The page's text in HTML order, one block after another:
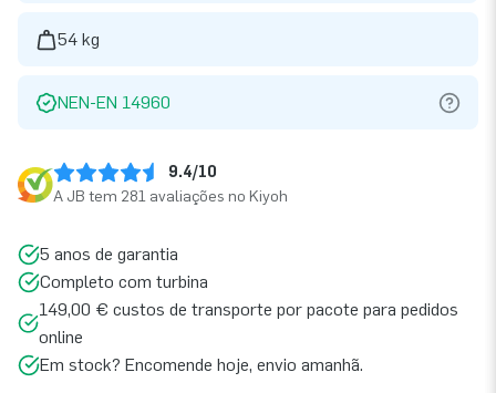
54 kg
NEN-EN 14960
9.4/10
A JB tem 281 avaliações no Kiyoh
5 anos de garantia
Completo com turbina
149,00 € custos de transporte por pacote para pedidos
online
Em stock? Encomende hoje, envio amanhã.